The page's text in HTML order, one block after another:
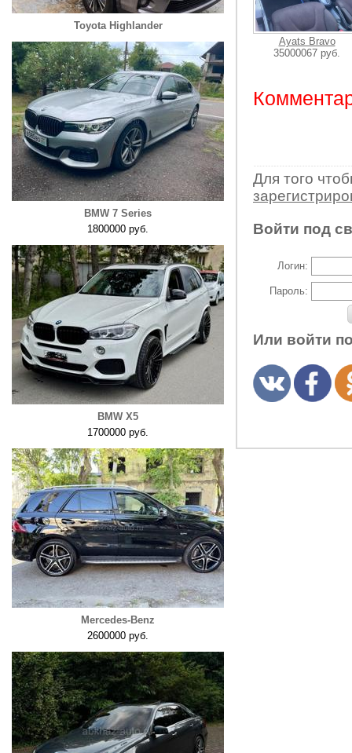
Toyota Highlander
BMW 7 Series
1800000 руб.
BMW X5
1700000 руб.
Mercedes-Benz
2600000 руб.
Ayats Bravo
35000067 руб.
Для того
Войти под
Логин:
Пароль:
Или войти